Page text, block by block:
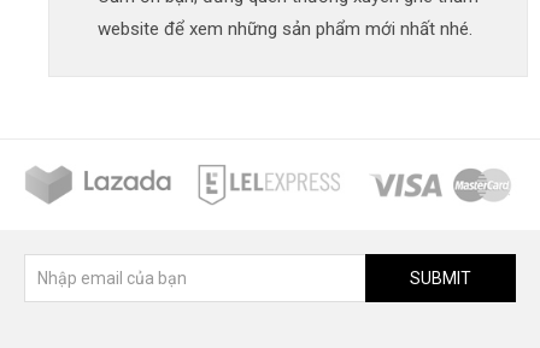
website để xem những sản phẩm mới nhất nhé.
SUBMIT